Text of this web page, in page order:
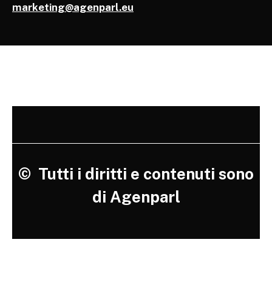
marketing@agenparl.eu
© Tutti i diritti e contenuti sono
di Agenparl